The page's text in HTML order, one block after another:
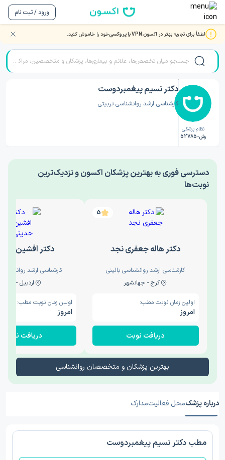
ورود / ثبت نام
لطفاً برای تجربه بهتر در اکسون،VPN یا پروکسی خود را خاموش کنید. صفحه اصلی/دکتر روانشناسی/دکتر نسیم پیغمبردوست
نظام پزشکی
رش-52785
دکتر نسیم پیغمبردوست
کارشناسی ارشد روانشناسی تربیتی
‎دسترسی فوری به بهترین پزشکان اکسون و نزدیک‌ترین
نوبت‌ها
5
دکتر هاله جعفری نجد
کارشناسی ارشد روانشناسی بالینی
کرج - جهانشهر
اولین زمان نوبت مطب:
امروز
دریافت نوبت
دکتر افشین
کارشناسی ارشد
اردبیل - والی
اولین زمان نوبت مطب:
امروز
دریافت نوبت
بهترین پزشکان و متخصصان روانشناسی
درباره پزشکمحل فعالیتمدارک
مطب دکتر نسیم پیغمبردوست